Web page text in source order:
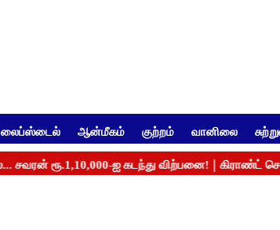
லைப்ஸ்டைல் ஆன்மீகம் குற்றம் வானிலை